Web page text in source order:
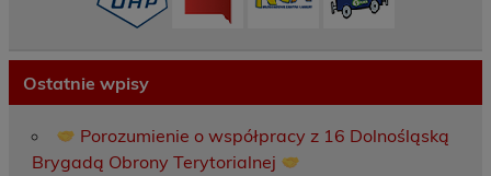
Ostatnie wpisy
Porozumienie o współpracy z 16 Dolnośląską
Brygadą Obrony Terytorialnej